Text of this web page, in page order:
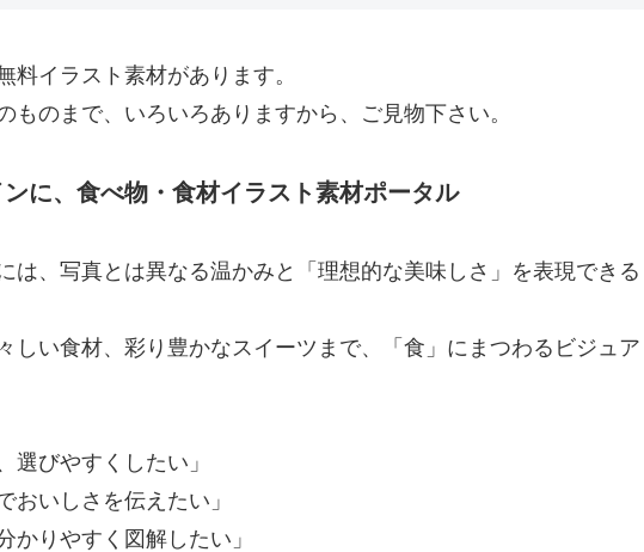
料イラスト素材があります。
ものまで、いろいろありますから、ご見物下さい。
ンに、食べ物・食材イラスト素材ポータル
は、写真とは異なる温かみと「理想的な美味しさ」を表現できる
しい食材、彩り豊かなスイーツまで、「食」にまつわるビジュア
選びやすくしたい」
おいしさを伝えたい」
かりやすく図解したい」